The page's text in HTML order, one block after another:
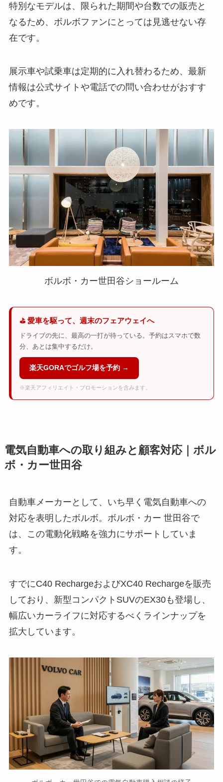
特別なモデルは、限られた期間や台数での販売と
なるため、ボルボファンにとっては見逃せない存
在です。
展示車や試乗車は定期的に入れ替わるため、最新
情報は公式サイトや電話での問い合わせがおすす
めです。
ボルボ・カー世田谷ショールーム
⛳ 愛車を駆って、週末のフェアウェイへ
ドライブの先に、最高の一打が待っている。予約はスマホで数
分、あとは集中するだけ。
楽天GORAでゴルフ場を予約 →
※楽天アフィリエイト・プロモーションを含みます。
電気自動車への取り組みと顧客対応｜ボル
ボ・カー世田谷
自動車メーカーとして、いち早く電気自動車への
対応を表明したボルボ。ボルボ・カー 世田谷で
は、この電動化戦略を強力にサポートしていま
す。
すでにC40 RechargeおよびXC40 Rechargeを販売
しており、新型コンパクトSUVのEX30も登場し、
幅広いカーライフに対応するべくラインナップを
拡大しています。